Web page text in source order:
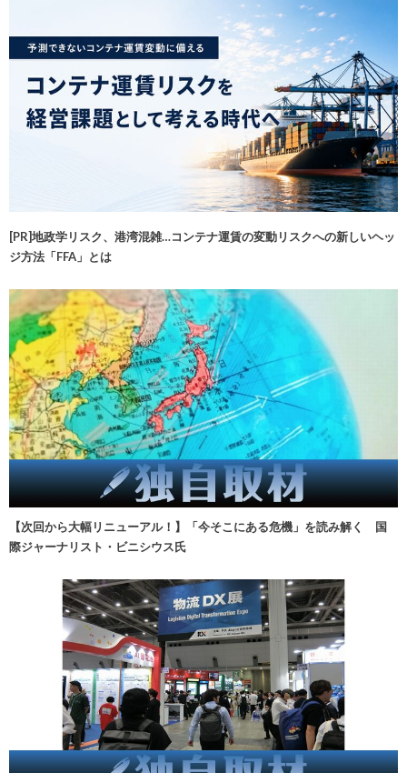
[PR]地政学リスク、港湾混雑…コンテナ運賃の変動リスクへの新しいヘッ
ジ方法「FFA」とは
【次回から大幅リニューアル！】「今そこにある危機」を読み解く 国
際ジャーナリスト・ビニシウス氏